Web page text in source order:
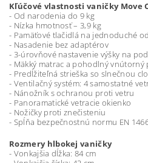
Kľúčové vlastnosti vaničky Move
- Od narodenia do 9 kg
- Nízka hmotnosť – 3,9 kg
- Pamäťové tlačidlá na jednoduché
- Nasadenie bez adaptérov
- 3-úrovňové nastavenie výšky na
- Mäkký matrac a pohodlný vnútorný
- Predĺžiteľná strieška so slnečnou
- Ventilačný systém: 4 samostatné
- Nánožník s ochranou proti vetru
- Panoramatické vetracie okienko
- Nožičky proti znečisteniu
- Spĺňa bezpečnostnú normu EN
Rozmery hlbokej vaničky
- Vonkajšia dĺžka: 84 cm